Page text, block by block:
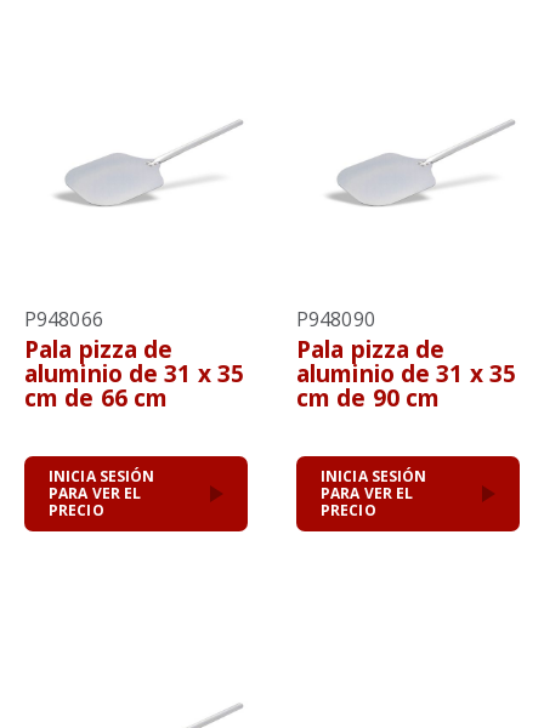
P948066
Pala pizza de
aluminio de 31 x 35
cm de 66 cm
INICIA SESIÓN
PARA VER EL
PRECIO
P948090
Pala pizza de
aluminio de 31 x 35
cm de 90 cm
INICIA SESIÓN
PARA VER EL
PRECIO